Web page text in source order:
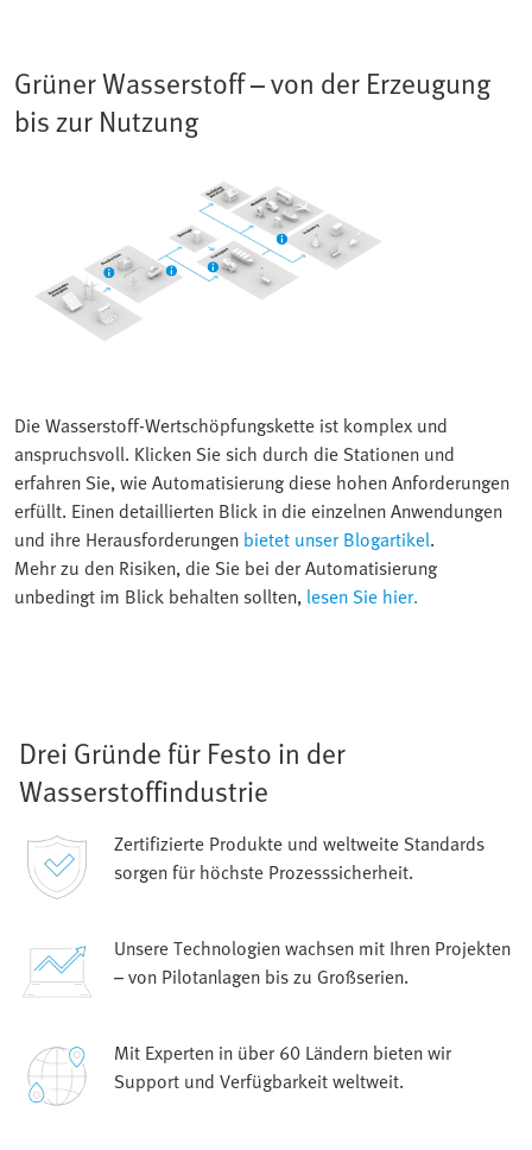
Grüner Wasserstoff – von der Erzeugung
bis zur Nutzung
Die Wasserstoff-Wertschöpfungskette ist komplex und
anspruchsvoll. Klicken Sie sich durch die Stationen und
erfahren Sie, wie Automatisierung diese hohen Anforderungen
erfüllt. Einen detaillierten Blick in die einzelnen Anwendungen
und ihre Herausforderungen bietet unser Blogartikel.
Mehr zu den Risiken, die Sie bei der Automatisierung
unbedingt im Blick behalten sollten, lesen Sie hier.
Drei Gründe für Festo in der
Wasserstoffindustrie
Zertifizierte Produkte und weltweite Standards
sorgen für höchste Prozesssicherheit.
Unsere Technologien wachsen mit Ihren Projekten
– von Pilotanlagen bis zu Großserien.
Mit Experten in über 60 Ländern bieten wir
Support und Verfügbarkeit weltweit.